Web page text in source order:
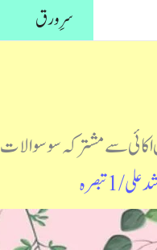
سرِ ورق
اکائی سے مشترکہ سو سوالات
علی/1 تبصرہ